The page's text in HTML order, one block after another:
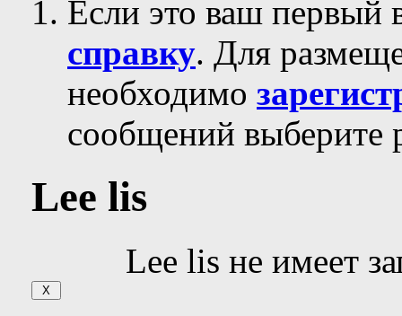
Если это ваш первый
справку. Для
необходимо
сообщений выберите
Lee lis
Lee lis не имеет